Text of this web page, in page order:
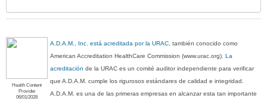
Health Content
Provider
06/01/2028
A.D.A.M., Inc. está acreditada por la URAC , también conocido como
American Accreditation HealthCare Commission (www.urac.org).La
acreditación de la URAC es un comité auditor independiente para verificar
que A.D.A.M. cumple los rigurosos estándares de calidad e integridad.
A.D.A.M. es una de las primeras empresas en alcanzar esta tan importante